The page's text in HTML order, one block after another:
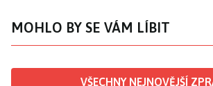
MOHLO BY SE VÁM LÍBIT
VŠECHNY NEJNOVĚJŠÍ